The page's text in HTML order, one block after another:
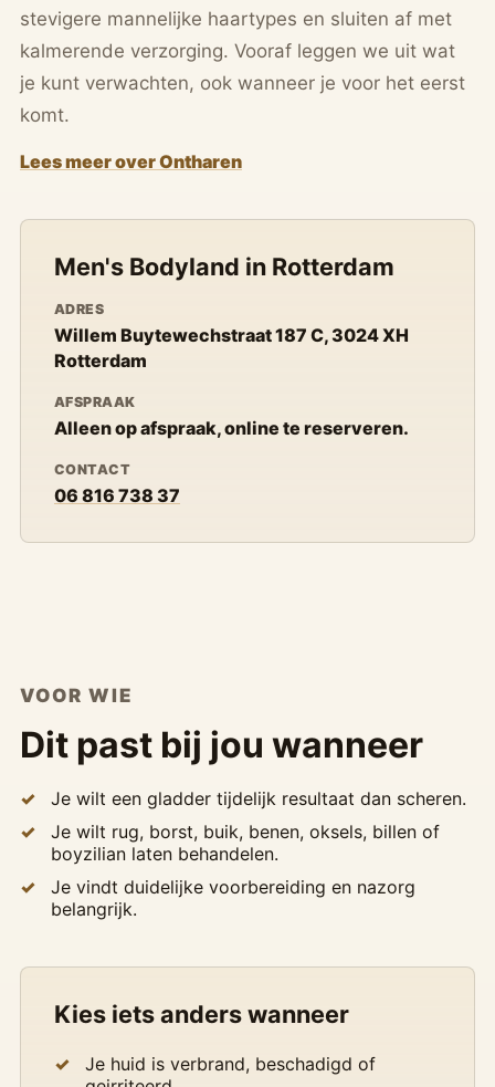
stevigere mannelijke haartypes en sluiten af met
kalmerende verzorging. Vooraf leggen we uit wat
je kunt verwachten, ook wanneer je voor het eerst
komt.
Lees meer over Ontharen
Men's Bodyland in Rotterdam
ADRES
Willem Buytewechstraat 187 C, 3024 XH
Rotterdam
AFSPRAAK
Alleen op afspraak, online te reserveren.
CONTACT
06 816 738 37
VOOR WIE
Dit past bij jou wanneer
Je wilt een gladder tijdelijk resultaat dan scheren.
Je wilt rug, borst, buik, benen, oksels, billen of
boyzilian laten behandelen.
Je vindt duidelijke voorbereiding en nazorg
belangrijk.
Kies iets anders wanneer
Je huid is verbrand, beschadigd of